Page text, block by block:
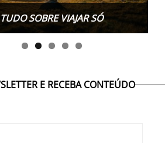
TUDO SOBRE VIAJAR SÓ
E RECEBA CONTEÚDO